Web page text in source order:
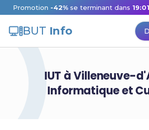
Promotion -42% se terminant dans
BUT Info
IUT à Villeneuve-
Informatique et